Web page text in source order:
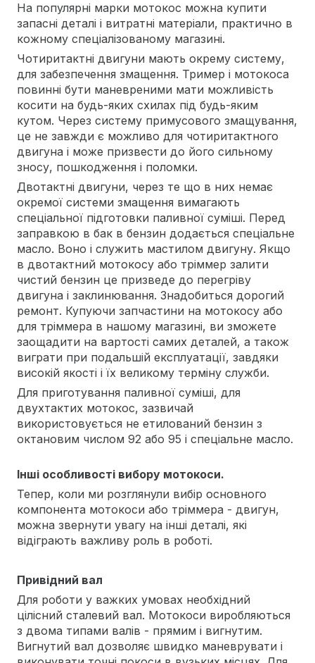
На популярні марки мотокос можна купити
запасні деталі і витратні матеріали, практично в
кожному спеціалізованому магазині.
Чотиритактні двигуни мають окрему систему,
для забезпечення змащення. Тример і мотокоса
повинні бути маневреними мати можливість
косити на будь-яких схилах під будь-яким
кутом. Через систему примусового змащування,
це не завжди є можливо для чотиритактного
двигуна і може призвести до його сильному
зносу, пошкодження і поломки.
Двотактні двигуни, через те що в них немає
окремої системи змащення вимагають
спеціальної підготовки паливної суміші. Перед
заправкою в бак в бензин додається спеціальне
масло. Воно і служить мастилом двигуну. Якщо
в двотактний мотокосу або тріммер залити
чистий бензин це призведе до перегріву
двигуна і заклинювання. Знадобиться дорогий
ремонт. Купуючи запчастини на мотокосу або
для тріммера в нашому магазині, ви зможете
заощадити на вартості самих деталей, а також
виграти при подальшій експлуатації, завдяки
високій якості і їх великому терміну служби.
Для приготування паливної суміші, для
двухтактих мотокос, зазвичай
використовується не етилований бензин з
октановим числом 92 або 95 і спеціальне масло.
Інші особливості вибору мотокоси.
Тепер, коли ми розглянули вибір основного
компонента мотокоси або тріммера - двигун,
можна звернути увагу на інші деталі, які
відіграють важливу роль в роботі.
Привідний вал
Для роботи у важких умовах необхідний
цілісний сталевий вал. Мотокоси виробляються
з двома типами валів - прямим і вигнутим.
Вигнутий вал дозволяє швидко маневрувати і